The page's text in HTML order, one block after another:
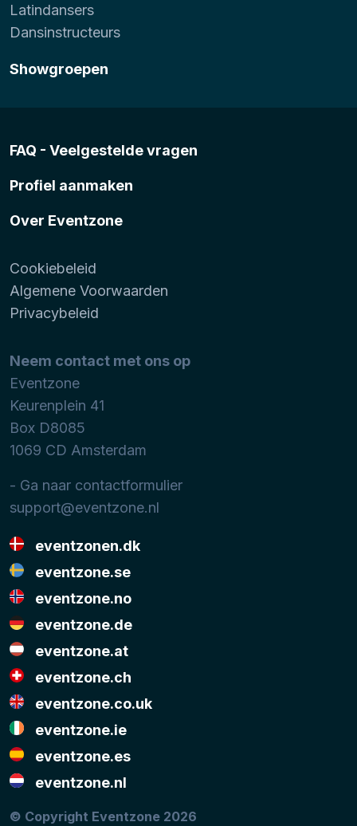
Latindansers
Dansinstructeurs
Showgroepen
FAQ - Veelgestelde vragen
Profiel aanmaken
Over Eventzone
Cookiebeleid
Algemene Voorwaarden
Privacybeleid
Neem contact met ons op
Eventzone
Keurenplein 41
Box D8085
1069 CD Amsterdam
- Ga naar contactformulier
support@eventzone.nl
eventzonen.dk
eventzone.se
eventzone.no
eventzone.de
eventzone.at
eventzone.ch
eventzone.co.uk
eventzone.ie
eventzone.es
eventzone.nl
© Copyright Eventzone 2026